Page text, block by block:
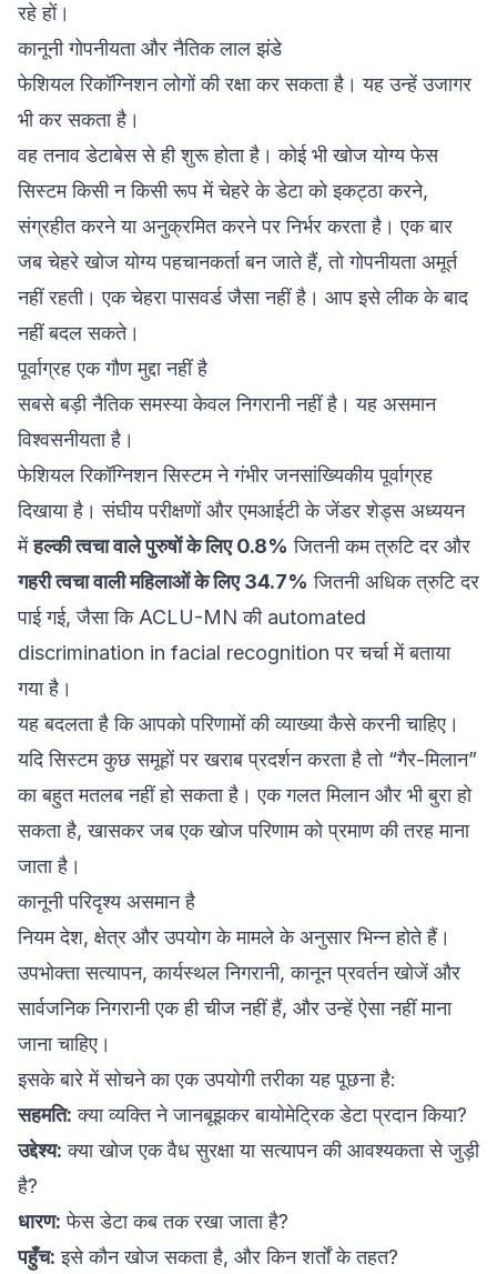
रहे हों।
कानूनी गोपनीयता और नैतिक लाल झंडे
फेशियल रिकॉग्निशन लोगों की रक्षा कर सकता है। यह उन्हें उजागर
भी कर सकता है।
वह तनाव डेटाबेस से ही शुरू होता है। कोई भी खोज योग्य फेस
सिस्टम किसी न किसी रूप में चेहरे के डेटा को इकट्ठा करने,
संग्रहीत करने या अनुक्रमित करने पर निर्भर करता है। एक बार
जब चेहरे खोज योग्य पहचानकर्ता बन जाते हैं, तो गोपनीयता अमूर्त
नहीं रहती। एक चेहरा पासवर्ड जैसा नहीं है। आप इसे लीक के बाद
नहीं बदल सकते।
पूर्वाग्रह एक गौण मुद्दा नहीं है
सबसे बड़ी नैतिक समस्या केवल निगरानी नहीं है। यह असमान
विश्वसनीयता है।
फेशियल रिकॉग्निशन सिस्टम ने गंभीर जनसांख्यिकीय पूर्वाग्रह
दिखाया है। संघीय परीक्षणों और एमआईटी के जेंडर शेड्स अध्ययन
मेंहल्की त्वचा वाले पुरुषों के लिए 0.8% जितनी कम त्रुटि दर और
गहरी त्वचा वाली महिलाओं के लिए 34.7% जितनी अधिक त्रुटि दर
पाई गई, जैसा कि ACLU-MN की automated
discrimination in facial recognition पर चर्चा में बताया
गया है।
यह बदलता है कि आपको परिणामों की व्याख्या कैसे करनी चाहिए।
यदि सिस्टम कुछ समूहों पर खराब प्रदर्शन करता है तो “गैर-मिलान”
का बहुत मतलब नहीं हो सकता है। एक गलत मिलान और भी बुरा हो
सकता है, खासकर जब एक खोज परिणाम को प्रमाण की तरह माना
जाता है।
कानूनी परिदृश्य असमान है
नियम देश, क्षेत्र और उपयोग के मामले के अनुसार भिन्न होते हैं।
उपभोक्ता सत्यापन, कार्यस्थल निगरानी, कानून प्रवर्तन खोजें और
सार्वजनिक निगरानी एक ही चीज नहीं हैं, और उन्हें ऐसा नहीं माना
जाना चाहिए।
इसके बारे में सोचने का एक उपयोगी तरीका यह पूछना है:
सहमति: क्या व्यक्ति ने जानबूझकर बायोमेट्रिक डेटा प्रदान किया?
उद्देश्य: क्या खोज एक वैध सुरक्षा या सत्यापन की आवश्यकता से जुड़ी
है?
धारण: फेस डेटा कब तक रखा जाता है?
पहुँच: इसे कौन खोज सकता है, और किन शर्तों के तहत?